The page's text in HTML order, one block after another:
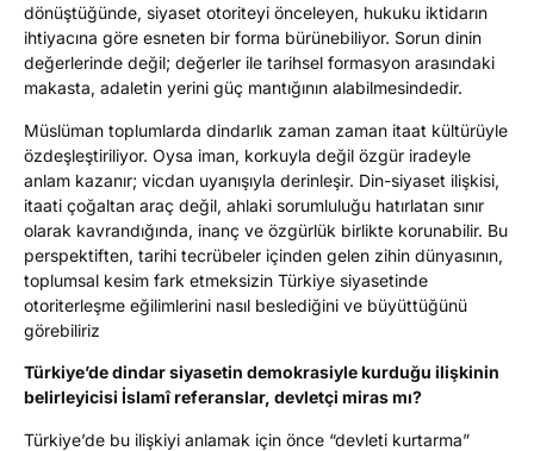
dönüştüğünde, siyaset otoriteyi önceleyen, hukuku iktidarın
ihtiyacına göre esneten bir forma bürünebiliyor. Sorun dinin
değerlerinde değil; değerler ile tarihsel formasyon arasındaki
makasta, adaletin yerini güç mantığının alabilmesindedir.
Müslüman toplumlarda dindarlık zaman zaman itaat kültürüyle
özdeşleştiriliyor. Oysa iman, korkuyla değil özgür iradeyle
anlam kazanır; vicdan uyanışıyla derinleşir. Din-siyaset ilişkisi,
itaati çoğaltan araç değil, ahlaki sorumluluğu hatırlatan sınır
olarak kavrandığında, inanç ve özgürlük birlikte korunabilir. Bu
perspektiften, tarihi tecrübeler içinden gelen zihin dünyasının,
toplumsal kesim fark etmeksizin Türkiye siyasetinde
otoriterleşme eğilimlerini nasıl beslediğini ve büyüttüğünü
görebiliriz
Türkiye’de dindar siyasetin demokrasiyle kurduğu ilişkinin
belirleyicisi İslamî referanslar, devletçi miras mı?
Türkiye’de bu ilişkiyi anlamak için önce “devleti kurtarma”